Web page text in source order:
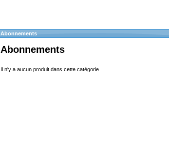
Abonnements
Abonnements
Il n'y a aucun produit dans cette catégorie.